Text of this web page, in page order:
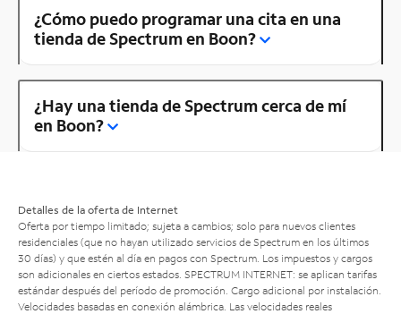
¿Cómo puedo programar una cita en una
tienda de Spectrum en Boon?
¿Hay una tienda de Spectrum cerca de mí
en Boon?
Detalles de la oferta de Internet
Oferta por tiempo limitado; sujeta a cambios; solo para nuevos clientes
residenciales (que no hayan utilizado servicios de Spectrum en los últimos
30 días) y que estén al día en pagos con Spectrum. Los impuestos y cargos
son adicionales en ciertos estados. SPECTRUM INTERNET: se aplican tarifas
estándar después del período de promoción. Cargo adicional por instalación.
Velocidades basadas en conexión alámbrica. Las velocidades reales